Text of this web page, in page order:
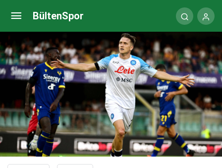
BültenSpor
Aston Villa’ya Diego Carlos’tan kötü haber! Aşil
tendonu koptu